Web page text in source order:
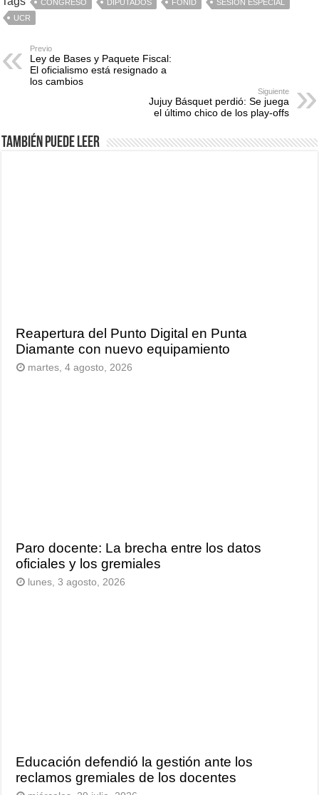
CONGRESO DIPUTADOS FONID
SESIÓN ESPECIAL
UCR
Previo
Ley de Bases y Paquete Fiscal:
El oficialismo está resignado a
los cambios
Siguiente
Jujuy Básquet perdió: Se juega
el último chico de los play-offs
También puede leer
Reapertura del Punto Digital en Punta
Diamante con nuevo equipamiento
martes, 4 agosto, 2026
Paro docente: La brecha entre los datos
oficiales y los gremiales
lunes, 3 agosto, 2026
Educación defendió la gestión ante los
reclamos gremiales de los docentes